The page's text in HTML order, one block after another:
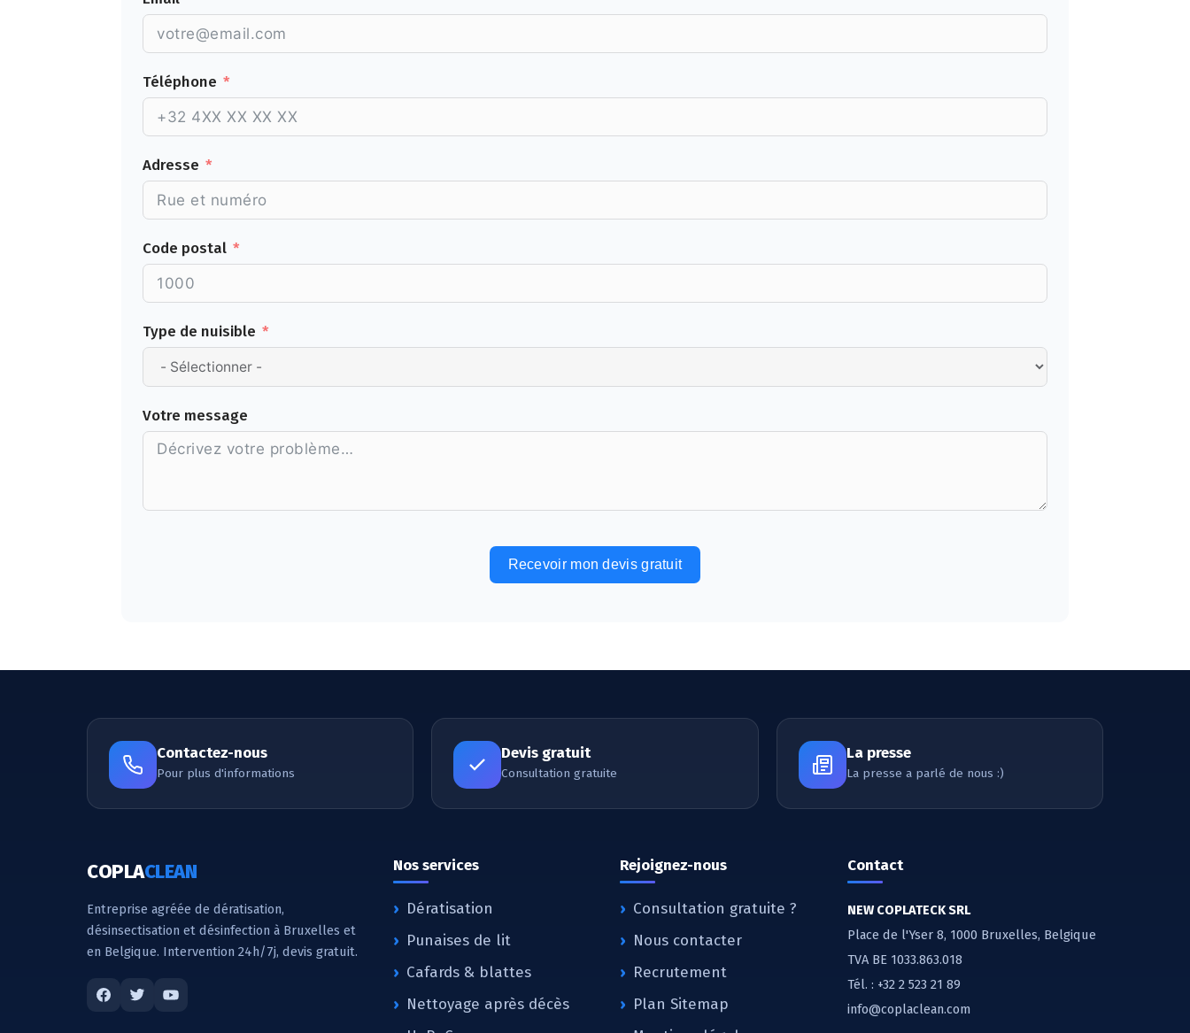
Téléphone
Adresse
Code postal
Type de nuisible
Votre message
Recevoir mon devis gratuit
Contactez-nous
Pour plus d'informations
Devis gratuit
Consultation gratuite
La presse
La presse a parlé de nous :)
COPLACLEAN
Entreprise agréée de dératisation,
désinsectisation et désinfection à Bruxelles et
en Belgique. Intervention 24h/7j, devis gratuit.
Nos services
Dératisation
Punaises de lit
Cafards & blattes
Nettoyage après décès
Rejoignez-nous
Consultation gratuite ?
Nous contacter
Recrutement
Plan Sitemap
Contact
NEW COPLATECK SRL
Place de l'Yser 8, 1000 Bruxelles, Belgique
TVA BE 1033.863.018
Tél. : +32 2 523 21 89
info@coplaclean.com